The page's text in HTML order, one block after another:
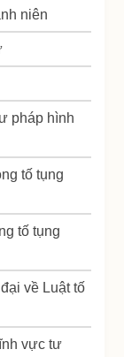
niên
pháp hình
tố tụng
tố tụng
về Luật tố
vực tư